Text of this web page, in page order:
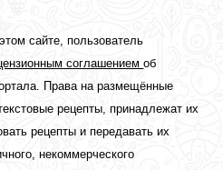
сайте, пользователь
соглашениемоб
Права на размещённые
рецепты, принадлежат их
рецепты и передавать их
некоммерческого